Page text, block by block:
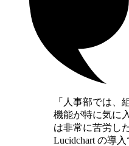
「人事部では、
機能が特に気に
は非常に苦労し
Lucidchart の導